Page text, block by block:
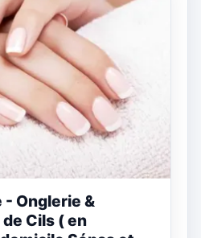
- Onglerie &
Cils ( en